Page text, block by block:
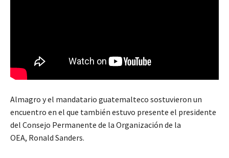
Almagro y el mandatario guatemalteco sostuvieron un
encuentro en el que también estuvo presente el presidente
del Consejo Permanente de la Organización de la
OEA, Ronald Sanders.